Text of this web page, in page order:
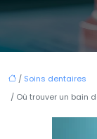
/ Soins dentaires
/ Où trouver un bain